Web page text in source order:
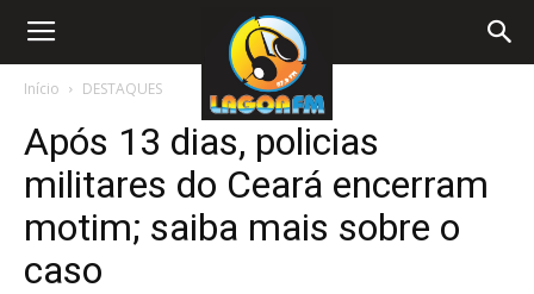
Início DESTAQUES
Após 13 dias, policias
militares do Ceará encerram
motim; saiba mais sobre o
caso